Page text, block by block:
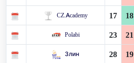
CZ.Academy 17 18
Polabi 23 21
Злин 28 19